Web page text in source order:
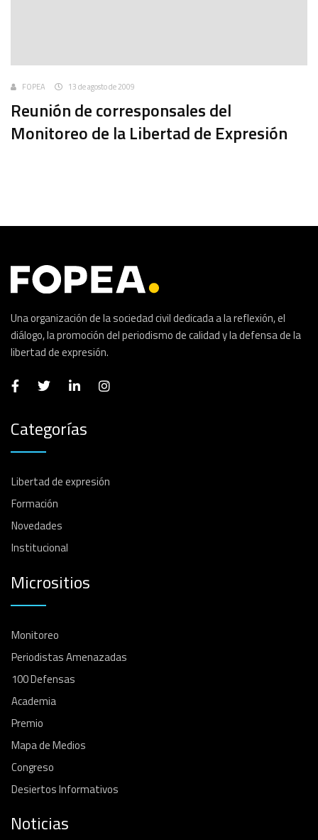
FOPEA 13 de agosto de 2009
Reunión de corresponsales del
Monitoreo de la Libertad de Expresión
Una organización de la sociedad civil dedicada a la reflexión, el
diálogo, la promoción del periodismo de calidad y la defensa de la
libertad de expresión.
Categorías
Libertad de expresión
Formación
Novedades
Institucional
Micrositios
Monitoreo
Periodistas Amenazadas
100 Defensas
Academia
Premio
Mapa de Medios
Congreso
Desiertos Informativos
Noticias